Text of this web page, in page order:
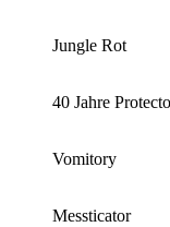
Jungle Rot
40 Jahre
Vomitory
Messticator